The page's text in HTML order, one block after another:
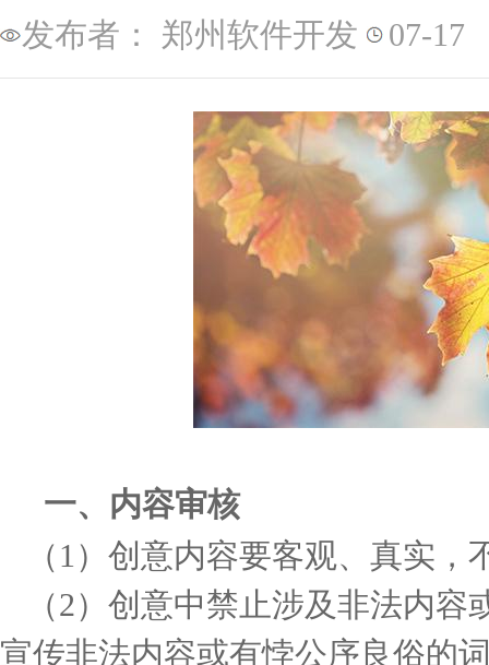
发布者： 郑州软件开发 07-17
一、内容审核
（1）创意内容要客观、真实，
（2）创意中禁止涉及非法内容
宣传非法内容或有悖公序良俗的